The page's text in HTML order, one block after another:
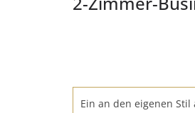
Ein an den eigenen